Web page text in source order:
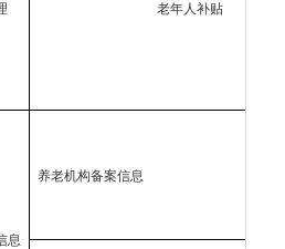
老年人补贴
息
养老机构备案信息